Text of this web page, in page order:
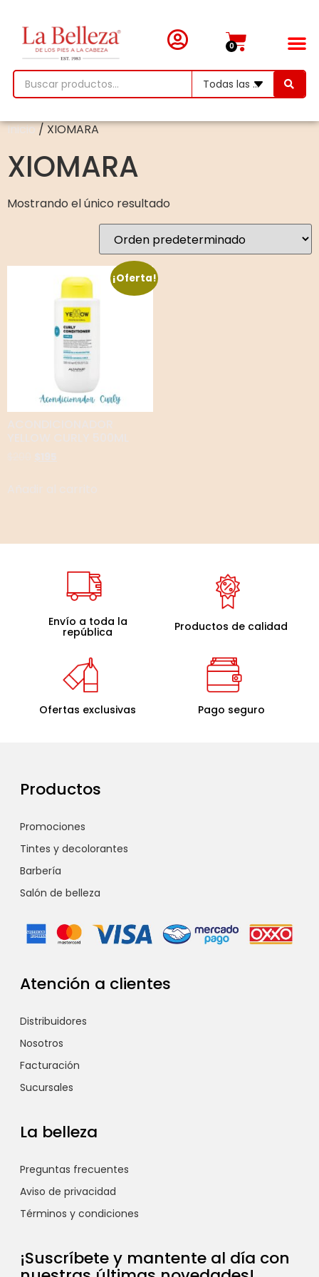
0
Inicio/ XIOMARA
XIOMARA
Mostrando el único resultado
¡Oferta!
Envío a toda la
república Productos de calidad
Ofertas exclusivas Pago seguro
Productos
Promociones
Tintes y decolorantes
Barbería
Salón de belleza
Atención a clientes
Distribuidores
Nosotros
Facturación
Sucursales
La belleza
Preguntas frecuentes
Aviso de privacidad
Términos y condiciones
¡Suscríbete y mantente al día con